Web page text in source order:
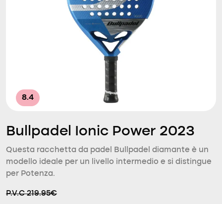
8.4
Bullpadel Ionic Power 2023
Questa racchetta da padel Bullpadel diamante è un
modello ideale per un livello intermedio e si distingue
per Potenza.
P.V.C 219.95€